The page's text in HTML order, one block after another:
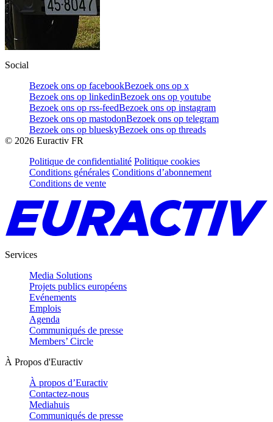
Social
Bezoek ons op facebookBezoek ons op x
Bezoek ons op linkedinBezoek ons op youtube
Bezoek ons op rss-feedBezoek ons op instagram
Bezoek ons op mastodonBezoek ons op telegram
Bezoek ons op blueskyBezoek ons op threads
© 2026 Euractiv FR
Politique de confidentialité Politique cookies
Conditions générales Conditions d’abonnement
Conditions de vente
Services
Media Solutions
Projets publics européens
Evénements
Emplois
Agenda
Communiqués de presse
Members’ Circle
À Propos d'Euractiv
À propos d’Euractiv
Contactez-nous
Mediahuis
Communiqués de presse